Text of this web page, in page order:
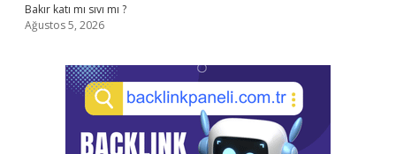
Bakır katı mı sıvı mı ?
Ağustos 5, 2026